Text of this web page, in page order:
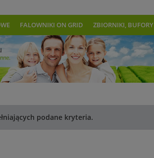
FALOWNIKI ON GRID ZBIORNIKI, BUFORY
podane kryteria.